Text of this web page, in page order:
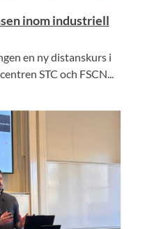
inom industriell
en ny distanskurs i
STC och FSCN...